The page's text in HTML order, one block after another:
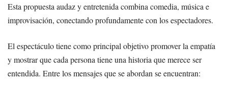
Esta propuesta audaz y entretenida combina comedia, música e
improvisación, conectando profundamente con los espectadores.
El espectáculo tiene como principal objetivo promover la empatía
y mostrar que cada persona tiene una historia que merece ser
entendida. Entre los mensajes que se abordan se encuentran: